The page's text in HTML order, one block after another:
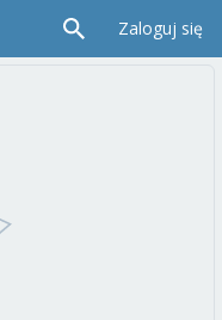
Zaloguj się